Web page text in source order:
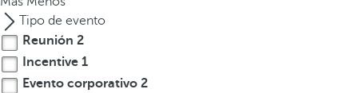
s
o
á
s
Tipo de evento
Reunión 2
Incentive 1
Evento corporativo 2